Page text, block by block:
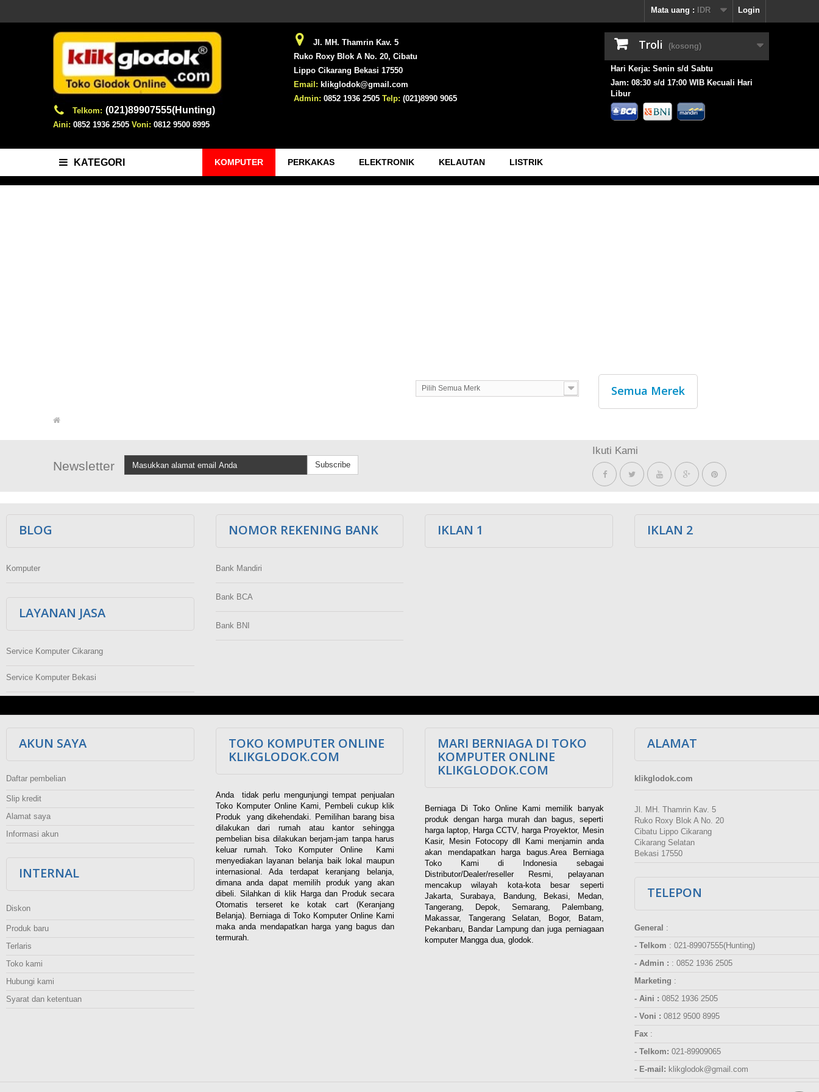
Login
Mata uang : IDR
Telkom: (021)89907555(Hunting)
Aini: 0852 1936 2505 Voni: 0812 9500 8995
Jl. MH. Thamrin Kav. 5
Ruko Roxy Blok A No. 20, Cibatu
Lippo Cikarang Bekasi 17550
Email: klikglodok@gmail.com
Admin: 0852 1936 2505 Telp: (021)8990 9065
Troli (kosong)
Hari Kerja: Senin s/d Sabtu
Jam: 08:30 s/d 17:00 WIB Kecuali Hari
Libur
KATEGORI KOMPUTER PERKAKAS ELEKTRONIK KELAUTAN LISTRIK
Pilih Semua Merk Semua Merek
Newsletter Subscribe
Ikuti Kami
BLOG
Komputer
LAYANAN JASA
Service Komputer Cikarang
Service Komputer Bekasi
NOMOR REKENING BANK
Bank Mandiri
Bank BCA
Bank BNI
IKLAN 1 IKLAN 2
AKUN SAYA
Daftar pembelian
Slip kredit
Alamat saya
Informasi akun
INTERNAL
Diskon
Produk baru
Terlaris
Toko kami
Hubungi kami
Syarat dan ketentuan
TOKO KOMPUTER ONLINE
KLIKGLODOK.COM
Anda tidak perlu mengunjungi tempat penjualan
Toko Komputer Online Kami, Pembeli cukup klik
Produk yang dikehendaki. Pemilihan barang bisa
dilakukan dari rumah atau kantor sehingga
pembelian bisa dilakukan berjam-jam tanpa harus
keluar rumah. Toko Komputer Online Kami
menyediakan layanan belanja baik lokal maupun
internasional. Ada terdapat keranjang belanja,
dimana anda dapat memilih produk yang akan
dibeli. Silahkan di klik Harga dan Produk secara
Otomatis terseret ke kotak cart (Keranjang
Belanja). Berniaga di Toko Komputer Online Kami
maka anda mendapatkan harga yang bagus dan
termurah.
MARI BERNIAGA DI TOKO
KOMPUTER ONLINE
KLIKGLODOK.COM
Berniaga Di Toko Online Kami memilik banyak
produk dengan harga murah dan bagus, seperti
harga laptop, Harga CCTV, harga Proyektor, Mesin
Kasir, Mesin Fotocopy dll Kami menjamin anda
akan mendapatkan harga bagus.Area Berniaga
Toko Kami di Indonesia sebagai
Distributor/Dealer/reseller Resmi, pelayanan
mencakup wilayah kota-kota besar seperti
Jakarta, Surabaya, Bandung, Bekasi, Medan,
Tangerang, Depok, Semarang, Palembang,
Makassar, Tangerang Selatan, Bogor, Batam,
Pekanbaru, Bandar Lampung dan juga perniagaan
komputer Mangga dua, glodok.
ALAMAT
klikglodok.com
Jl. MH. Thamrin Kav. 5
Ruko Roxy Blok A No. 20
Cibatu Lippo Cikarang
Cikarang Selatan
Bekasi 17550
TELEPON
General :
- Telkom : 021-89907555(Hunting)
- Admin : : 0852 1936 2505
Marketing :
- Aini : 0852 1936 2505
- Voni : 0812 9500 8995
Fax:
- Telkom: 021-89909065
- E-mail: klikglodok@gmail.com